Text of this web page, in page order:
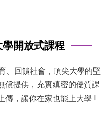
開放式課程
、回饋社會，頂尖大學的堅
償提供，充實縝密的優質課
傳，讓你在家也能上大學 !